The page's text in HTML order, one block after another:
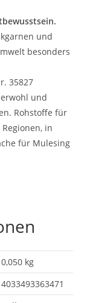
und
besonders
35827
und
Rohstoffe für
in
für Mulesing
0,050 kg
4033493363471